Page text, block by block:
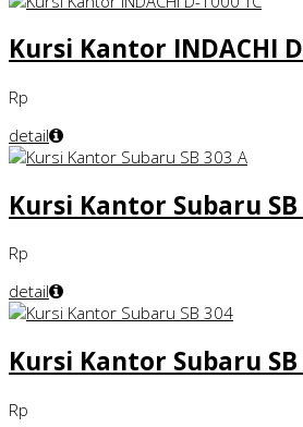
Kursi Kantor INDACHI
Rp
detail
Kursi Kantor Subaru SB
Rp
detail
Kursi Kantor Subaru SB
Rp